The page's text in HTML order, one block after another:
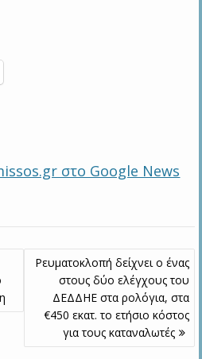
στο Google News
Ρευματοκλοπή δείχνει ο ένας
στους δύο ελέγχους του
ΔΕΔΔΗΕ στα ρολόγια, στα
€450 εκατ. το ετήσιο κόστος
για τους καταναλωτές